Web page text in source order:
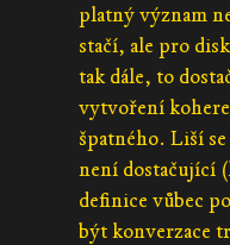
platný význam
stačí, ale pro
tak dále, to
vytvoření
špatného. Liší
není dostačující
definice vůbec
být konverzace